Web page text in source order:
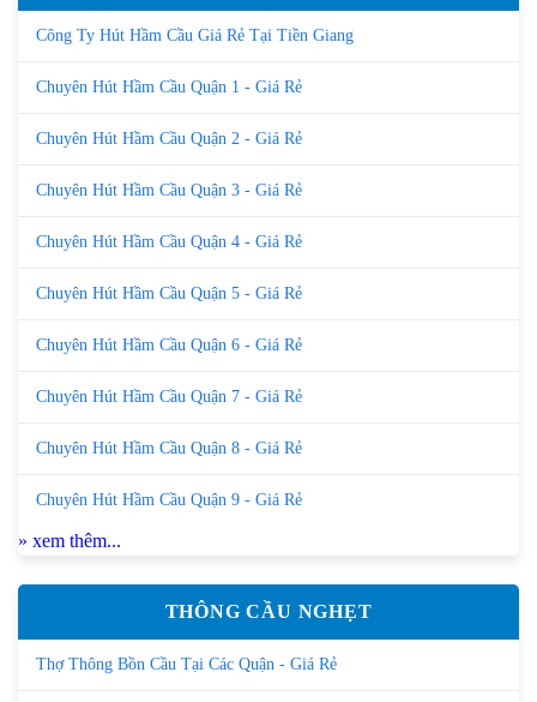
Công Ty Hút Hầm Cầu Giá Rẻ Tại Tiền Giang
Chuyên Hút Hầm Cầu Quận 1 - Giá Rẻ
Chuyên Hút Hầm Cầu Quận 2 - Giá Rẻ
Chuyên Hút Hầm Cầu Quận 3 - Giá Rẻ
Chuyên Hút Hầm Cầu Quận 4 - Giá Rẻ
Chuyên Hút Hầm Cầu Quận 5 - Giá Rẻ
Chuyên Hút Hầm Cầu Quận 6 - Giá Rẻ
Chuyên Hút Hầm Cầu Quận 7 - Giá Rẻ
Chuyên Hút Hầm Cầu Quận 8 - Giá Rẻ
Chuyên Hút Hầm Cầu Quận 9 - Giá Rẻ
» xem thêm...
THÔNG CẦU NGHẸT
Thợ Thông Bồn Cầu Tại Các Quận - Giá Rẻ